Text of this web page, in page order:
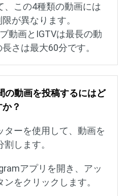
、この4種類の動画には
が異なります。
動画とIGTVは最長の動
さは最大60分です。
の動画を投稿するにはど
？
ターを使用して、動画を
します。
アプリを開き、アッ
をクリックします。